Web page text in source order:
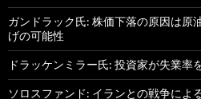
ガンドラック氏: 株価下落の原因は原
げの可能性
ドラッケンミラー氏: 投資家が失業率
ソロスファンド: イランとの戦争によ